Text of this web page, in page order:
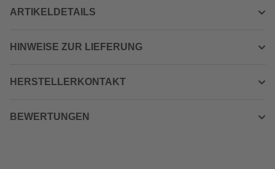
ARTIKELDETAILS
HINWEISE ZUR LIEFERUNG
HERSTELLERKONTAKT
BEWERTUNGEN